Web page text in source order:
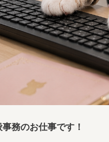
務のお仕事です！